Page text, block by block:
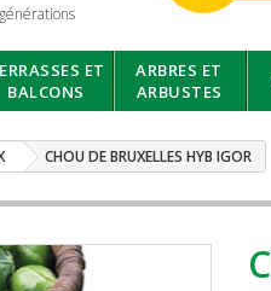
ET
BALCONS
ARBRES ET
ARBUSTES
CHOU DE BRUXELLES HYB IGOR